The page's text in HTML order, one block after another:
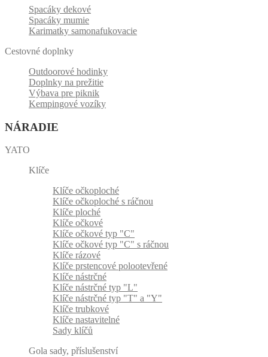
Spacáky dekové
Spacáky mumie
Karimatky samonafukovacie
Cestovné doplnky
Outdoorové hodinky
Doplnky na prežitie
Výbava pre piknik
Kempingové vozíky
NÁRADIE
YATO
Klíče
Klíče očkoploché
Klíče očkoploché s ráčnou
Klíče ploché
Klíče očkové
Klíče očkové typ "C"
Klíče očkové typ "C" s ráčnou
Klíče rázové
Klíče prstencové polootevřené
Klíče nástrčné
Klíče nástrčné typ "L"
Klíče nástrčné typ "T" a "Y"
Klíče trubkové
Klíče nastavitelné
Sady klíčů
Gola sady, příslušenství